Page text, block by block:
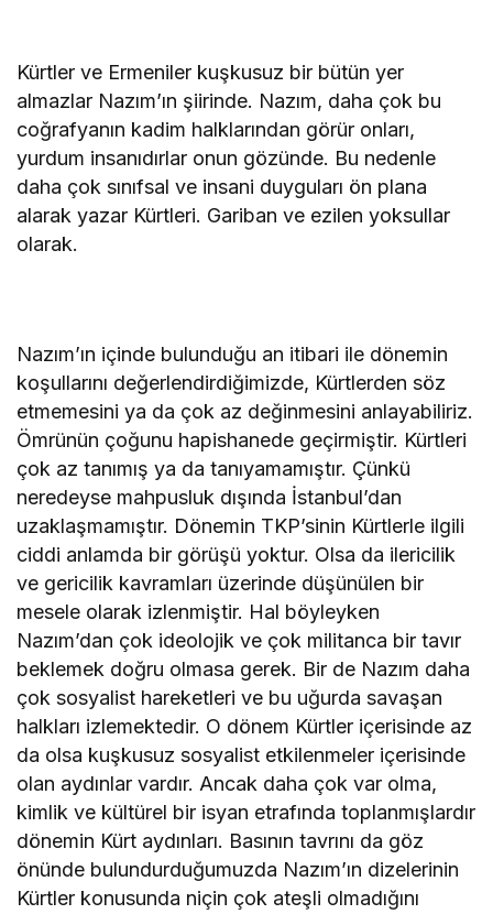
Kürtler ve Ermeniler kuşkusuz bir bütün yer
almazlar Nazım’ın şiirinde. Nazım, daha çok bu
coğrafyanın kadim halklarından görür onları,
yurdum insanıdırlar onun gözünde. Bu nedenle
daha çok sınıfsal ve insani duyguları ön plana
alarak yazar Kürtleri. Gariban ve ezilen yoksullar
olarak.
Nazım’ın içinde bulunduğu an itibari ile dönemin
koşullarını değerlendirdiğimizde, Kürtlerden söz
etmemesini ya da çok az değinmesini anlayabiliriz.
Ömrünün çoğunu hapishanede geçirmiştir. Kürtleri
çok az tanımış ya da tanıyamamıştır. Çünkü
neredeyse mahpusluk dışında İstanbul’dan
uzaklaşmamıştır. Dönemin TKP’sinin Kürtlerle ilgili
ciddi anlamda bir görüşü yoktur. Olsa da ilericilik
ve gericilik kavramları üzerinde düşünülen bir
mesele olarak izlenmiştir. Hal böyleyken
Nazım’dan çok ideolojik ve çok militanca bir tavır
beklemek doğru olmasa gerek. Bir de Nazım daha
çok sosyalist hareketleri ve bu uğurda savaşan
halkları izlemektedir. O dönem Kürtler içerisinde az
da olsa kuşkusuz sosyalist etkilenmeler içerisinde
olan aydınlar vardır. Ancak daha çok var olma,
kimlik ve kültürel bir isyan etrafında toplanmışlardır
dönemin Kürt aydınları. Basının tavrını da göz
önünde bulundurduğumuzda Nazım’ın dizelerinin
Kürtler konusunda niçin çok ateşli olmadığını